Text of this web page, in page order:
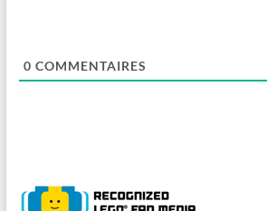
0 COMMENTAIRES